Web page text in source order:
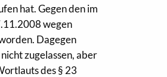
hat. Gegen den im
wegen
Dagegen
zugelassen, aber
des § 23